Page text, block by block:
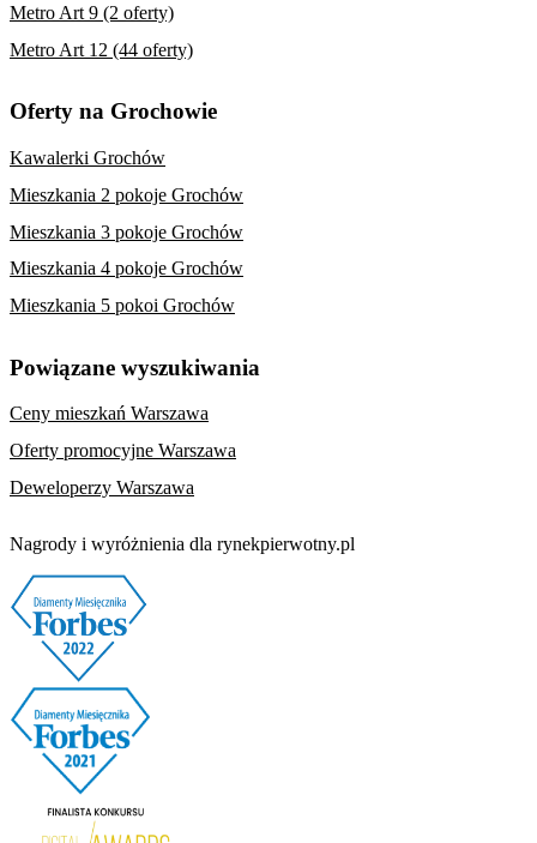
Metro Art 9 (2 oferty)
Metro Art 12 (44 oferty)
Oferty na Grochowie
Kawalerki Grochów
Mieszkania 2 pokoje Grochów
Mieszkania 3 pokoje Grochów
Mieszkania 4 pokoje Grochów
Mieszkania 5 pokoi Grochów
Powiązane wyszukiwania
Ceny mieszkań Warszawa
Oferty promocyjne Warszawa
Deweloperzy Warszawa
Nagrody i wyróżnienia dla rynekpierwotny.pl